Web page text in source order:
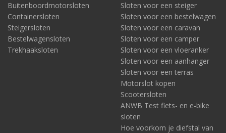
Buitenboordmotorsloten
Containersloten
Steigersloten
Bestelwagensloten
Trekhaaksloten
Sloten voor een steiger
Sloten voor een bestelwagen
Sloten voor een caravan
Sloten voor een camper
Sloten voor een vloeranker
Sloten voor een aanhanger
Sloten voor een terras
Motorslot kopen
Scootersloten
ANWB Test fiets- en e-bike
sloten
Hoe voorkom je diefstal van